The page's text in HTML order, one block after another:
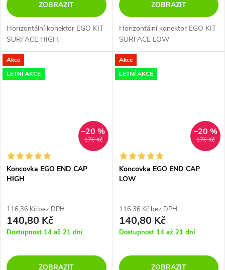
ZOBRAZIT
Horizontální konektor EGO KIT
SURFACE HIGH.
ZOBRAZIT
Horizontální konektor EGO KIT
SURFACE LOW
Akce
LETNÍ AKCE
176 Kč
–20 %
Koncovka EGO END CAP
HIGH
116,36 Kč bez DPH
140,80 Kč
Dostupnost 14 až 21 dní
ZOBRAZIT
Akce
LETNÍ AKCE
176 Kč
–20 %
Koncovka EGO END CAP
LOW
116,36 Kč bez DPH
140,80 Kč
Dostupnost 14 až 21 dní
ZOBRAZIT